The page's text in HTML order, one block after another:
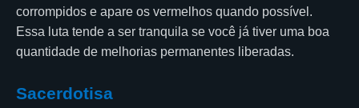
corrompidos e apare os vermelhos quando possível.
Essa luta tende a ser tranquila se você já tiver uma boa
quantidade de melhorias permanentes liberadas.
Sacerdotisa